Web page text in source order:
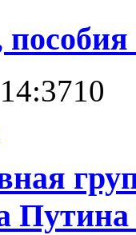
10
Путина